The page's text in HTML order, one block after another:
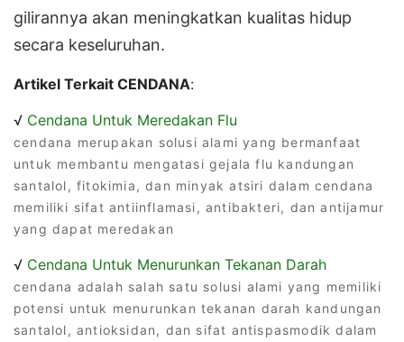
gilirannya akan meningkatkan kualitas hidup
secara keseluruhan.
Artikel Terkait CENDANA:
√ Cendana Untuk Meredakan Flu
cendana merupakan solusi alami yang bermanfaat
untuk membantu mengatasi gejala flu kandungan
santalol, fitokimia, dan minyak atsiri dalam cendana
memiliki sifat antiinflamasi, antibakteri, dan antijamur
yang dapat meredakan
√ Cendana Untuk Menurunkan Tekanan Darah
cendana adalah salah satu solusi alami yang memiliki
potensi untuk menurunkan tekanan darah kandungan
santalol, antioksidan, dan sifat antispasmodik dalam